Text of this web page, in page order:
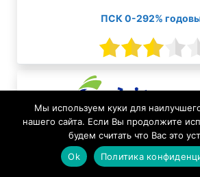
ПСК 0-292%
До 30000 рублей от
ПСК 0-292%
Мы используем куки для
нашего сайта. Если Вы продолжите
будем считать что Вас это
Ok
Политика